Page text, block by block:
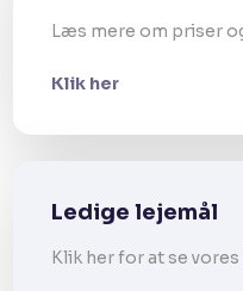
Læs mere om priser
Klik her
Ledige lejemål
Klik her for at se